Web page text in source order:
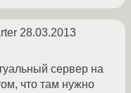
28.03.2013
сервер на
что там нужно